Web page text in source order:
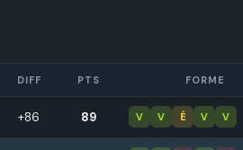
DIFF PTS FORME
+86 89 V V É V V